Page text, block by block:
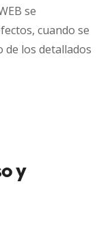
se
cuando se
de los detallados
y